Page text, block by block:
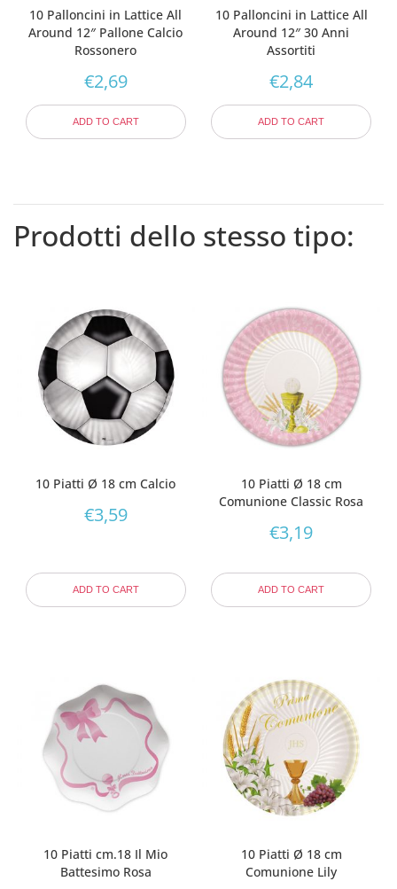
10 Palloncini in Lattice All
Around 12″ Pallone Calcio
Rossonero
€2,69
ADD TO CART
10 Palloncini in Lattice All
Around 12″ 30 Anni
Assortiti
€2,84
ADD TO CART
Prodotti dello stesso tipo:
10 Piatti Ø 18 cm Calcio
€3,59
ADD TO CART
10 Piatti Ø 18 cm
Comunione Classic Rosa
€3,19
ADD TO CART
10 Piatti cm.18 Il Mio
Battesimo Rosa
10 Piatti Ø 18 cm
Comunione Lily